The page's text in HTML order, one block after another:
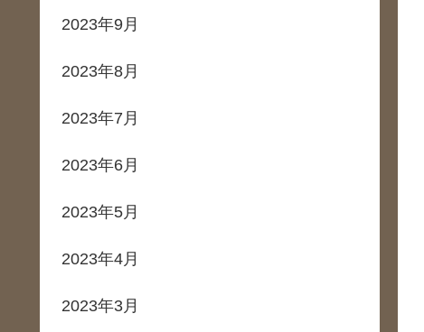
2023年9月
2023年8月
2023年7月
2023年6月
2023年5月
2023年4月
2023年3月